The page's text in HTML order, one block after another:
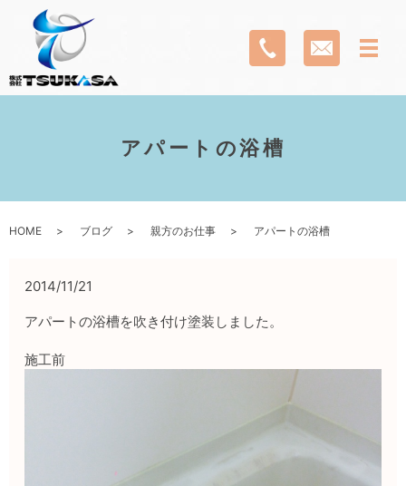
アパートの浴槽
HOME ブログ 親方のお仕事 アパートの浴槽
2014/11/21
アパートの浴槽を吹き付け塗装しました。
施工前